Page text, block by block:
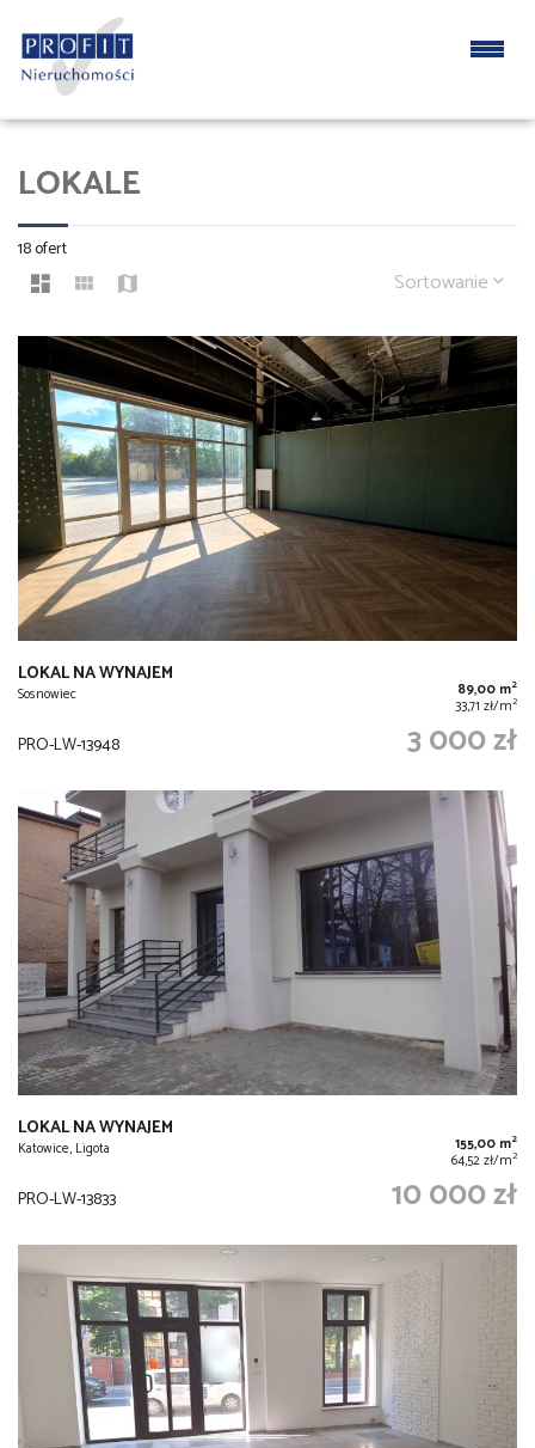
LOKALE
18 ofert
Sortowanie
LOKAL NA WYNAJEM
Sosnowiec 89,00 m2
33,71 zł/m2
PRO-LW-13948 3 000 zł
LOKAL NA WYNAJEM
Katowice, Ligota 155,00 m2
64,52 zł/m2
PRO-LW-13833 10 000 zł